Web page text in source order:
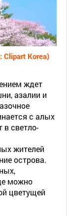
ждет
азалии и
с алых
в светло-
жителей
острова.
можно
цветущей